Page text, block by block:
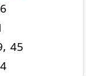
45